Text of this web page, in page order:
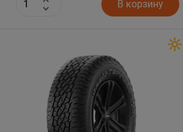
В корзину